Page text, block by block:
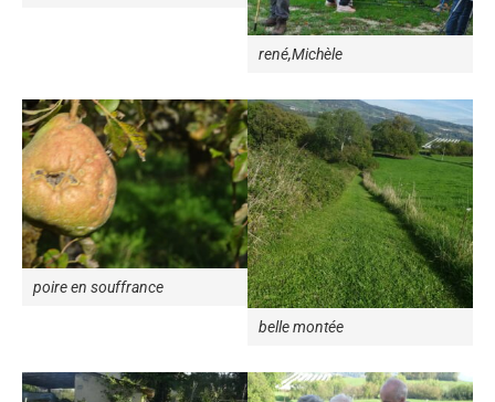
rené,Michèle
poire en souffrance
belle montée